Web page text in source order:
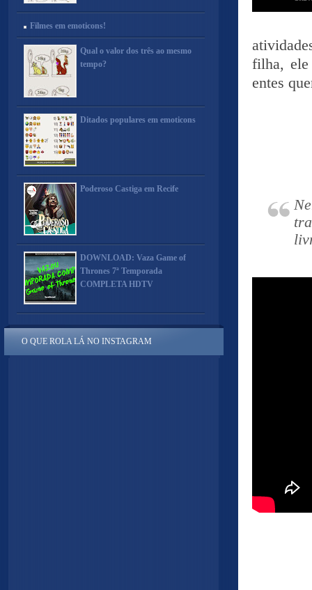
filha, ele
entes
Filmes em emoticons!
Qual o valor dos três ao mesmo
tempo?
Ditados populares em emoticons
Poderoso Castiga em Recife
DOWNLOAD: Vaza Game of
Thrones 7ª Temporada
COMPLETA HDTV
O QUE ROLA LÁ NO INSTAGRAM